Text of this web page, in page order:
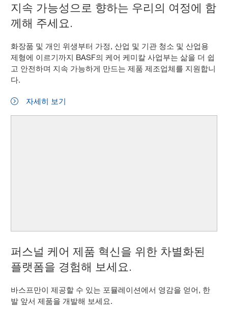
지속 가능성으로 향하는 우리의 여정에 함
께해 주세요.
화장품 및 개인 위생부터 가정, 산업 및 기관 청소 및 산업용
제형에 이르기까지 BASF의 케어 케미칼 사업부는 삶을 더 쉽
고 안전하며 지속 가능하게 만드는 제품 제조업체를 지원합니
다.
자세히 보기
퍼스널 케어 제품 혁신을 위한 차별화된
플랫폼을 경험해 보세요.
바스프만이 제공할 수 있는 포뮬레이션에서 영감을 얻어, 한
발 앞서 제품을 개발해 보세요.